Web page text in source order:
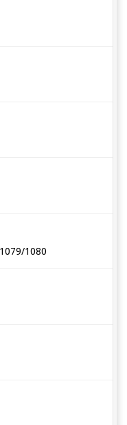
1080